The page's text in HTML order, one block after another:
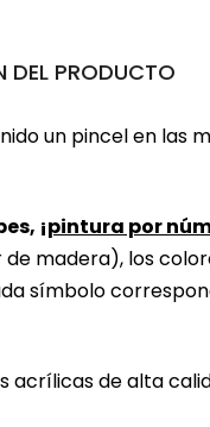
DEL PRODUCTO
un pincel en las
¡pintura por
madera), los
símbolo
acrílicas de alta